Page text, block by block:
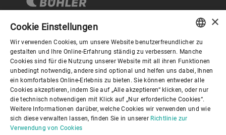
Corporate Governance
Über Bühler
Nützliche Links
ENGLISH
SPANISH
GERMAN
FRENCH
PORTUGUESE
×
Cookie Einstellungen
Wir verwenden Cookies, um unsere Website benutzerfreundlicher zu
gestalten und Ihre Online-Erfahrung ständig zu verbessern. Manche
Cookies sind für die Nutzung unserer Website mit all ihren Funktionen
unbedingt notwendig, andere sind optional und helfen uns dabei, Ihnen
ein komfortables Online-Erlebnis zu bieten. Sie können entweder alle
Cookies akzeptieren, indem Sie auf „Alle akzeptieren“ klicken, oder nur
die technisch notwendigen mit Klick auf „Nur erforderliche Cookies“.
Weitere Informationen darüber, welche Cookies wir verwenden und wie
sich diese verwalten lassen, finden Sie in unserer Richtlinie zur
Verwendung von Cookies